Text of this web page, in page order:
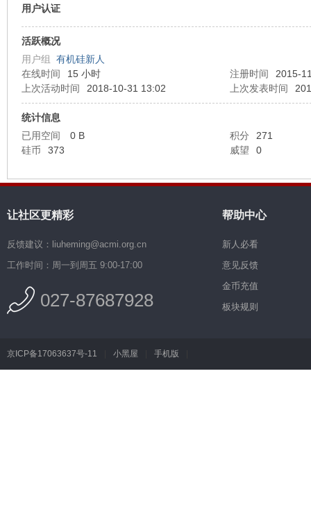
用户认证
活跃概况
用户组 有机硅新人
在线时间
15 小时 注册时间
2015-
上次活动时间
2018-10-31 13:02 上次发表时间
统计信息
已用空间
0 B 积分
271
硅币
373 威望 0
让社区更精彩
反馈建议：liuheming@acmi.org.cn
工作时间：周一到周五 9:00-17:00
027-87687928
帮助中心
新人必看
意见反馈
金币充值
板块规则
京ICP备17063637号-11 小黑屋 手机版